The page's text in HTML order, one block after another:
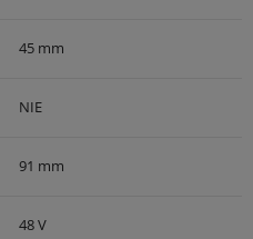
45 mm
NIE
91 mm
48 V